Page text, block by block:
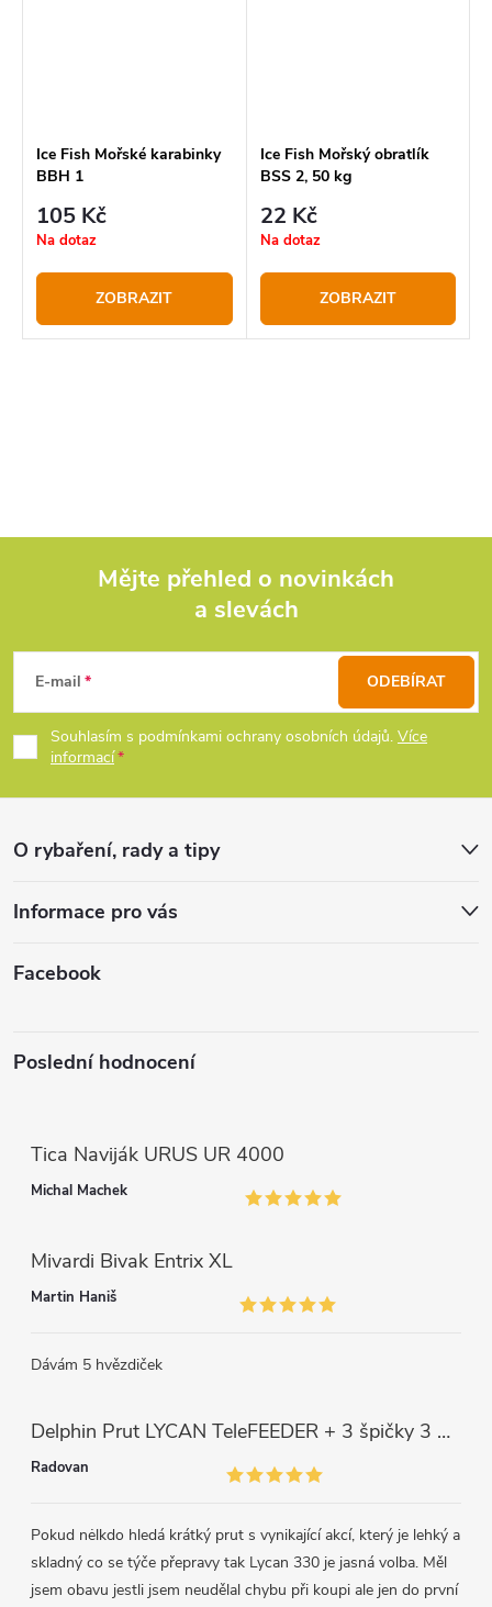
Ice Fish Mořské karabinky
BBH 1
105 Kč
Na dotaz
ZOBRAZIT
Ice Fish Mořský obratlík
BSS 2, 50 kg
22 Kč
Na dotaz
ZOBRAZIT
á
c
í
p
r
v
y
v
p
s
u
p
a
Mějte přehled o novinkách
a slevách
E-mail
Souhlasím s podmínkami ochrany osobních údajů. Více
informací
ODEBÍRAT
O rybaření, rady a tipy
Informace pro vás
Facebook
Poslední hodnocení
Tica Naviják URUS UR 4000
Michal Machek
Mivardi Bivak Entrix XL
Martin Haniš
Dávám 5 hvězdiček
Delphin Prut LYCAN TeleFEEDER + 3 špičky 3 m, 80 g
Radovan
Pokud nėlkdo hledá krátký prut s vynikající akcí, který je lehký a
skladný co se týče přepravy tak Lycan 330 je jasná volba. Měl
jsem obavu jestli jsem neudělal chybu při koupi ale jen do první